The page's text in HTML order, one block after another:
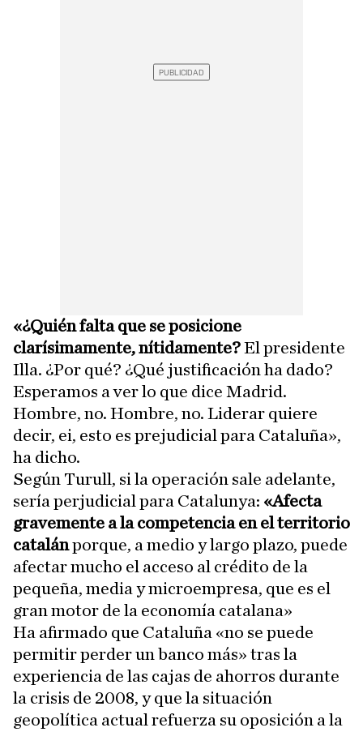
«¿Quién falta que se posicione
clarísimamente, nítidamente?El presidente
Illa. ¿Por qué? ¿Qué justificación ha dado?
Esperamos a ver lo que dice Madrid.
Hombre, no. Hombre, no. Liderar quiere
decir, ei, esto es prejudicial para Cataluña»,
ha dicho.
Según Turull, si la operación sale adelante,
sería perjudicial para Catalunya: «Afecta
gravemente a la competencia en el territorio
catalánporque, a medio y largo plazo, puede
afectar mucho el acceso al crédito de la
pequeña, media y microempresa, que es el
gran motor de la economía catalana»
Ha afirmado que Cataluña «no se puede
permitir perder un banco más» tras la
experiencia de las cajas de ahorros durante
la crisis de 2008, y que la situación
geopolítica actual refuerza su oposición a la